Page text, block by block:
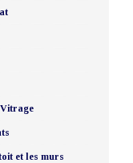
et les murs